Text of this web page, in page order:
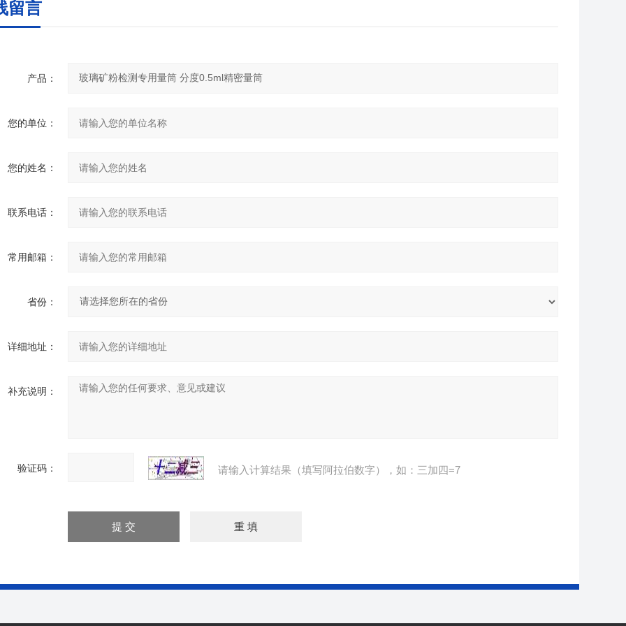
留言
产品：
您的单位：
您的姓名：
联系电话：
常用邮箱：
省份：
详细地址：
补充说明：
验证码： 请输入计算结果（填写阿拉伯数字），如：三加四=7